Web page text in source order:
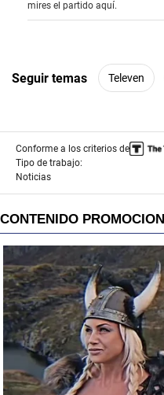
5
o
n
mires el partido aquí.
Seguir temas Televen
Conforme a los criterios de
Tipo de trabajo:
Noticias